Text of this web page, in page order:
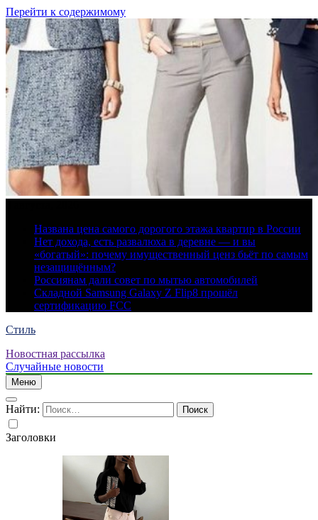
Перейти к содержимому
Названа цена самого дорогого этажа квартир в России
Нет дохода, есть развалюха в деревне — и вы
«богатый»: почему имущественный ценз бьёт по самым
незащищённым?
Россиянам дали совет по мытью автомобилей
Складной Samsung Galaxy Z Flip8 прошёл
сертификацию FCC
Стиль
Новостная рассылка
Случайные новости
Меню
Найти:
Заголовки